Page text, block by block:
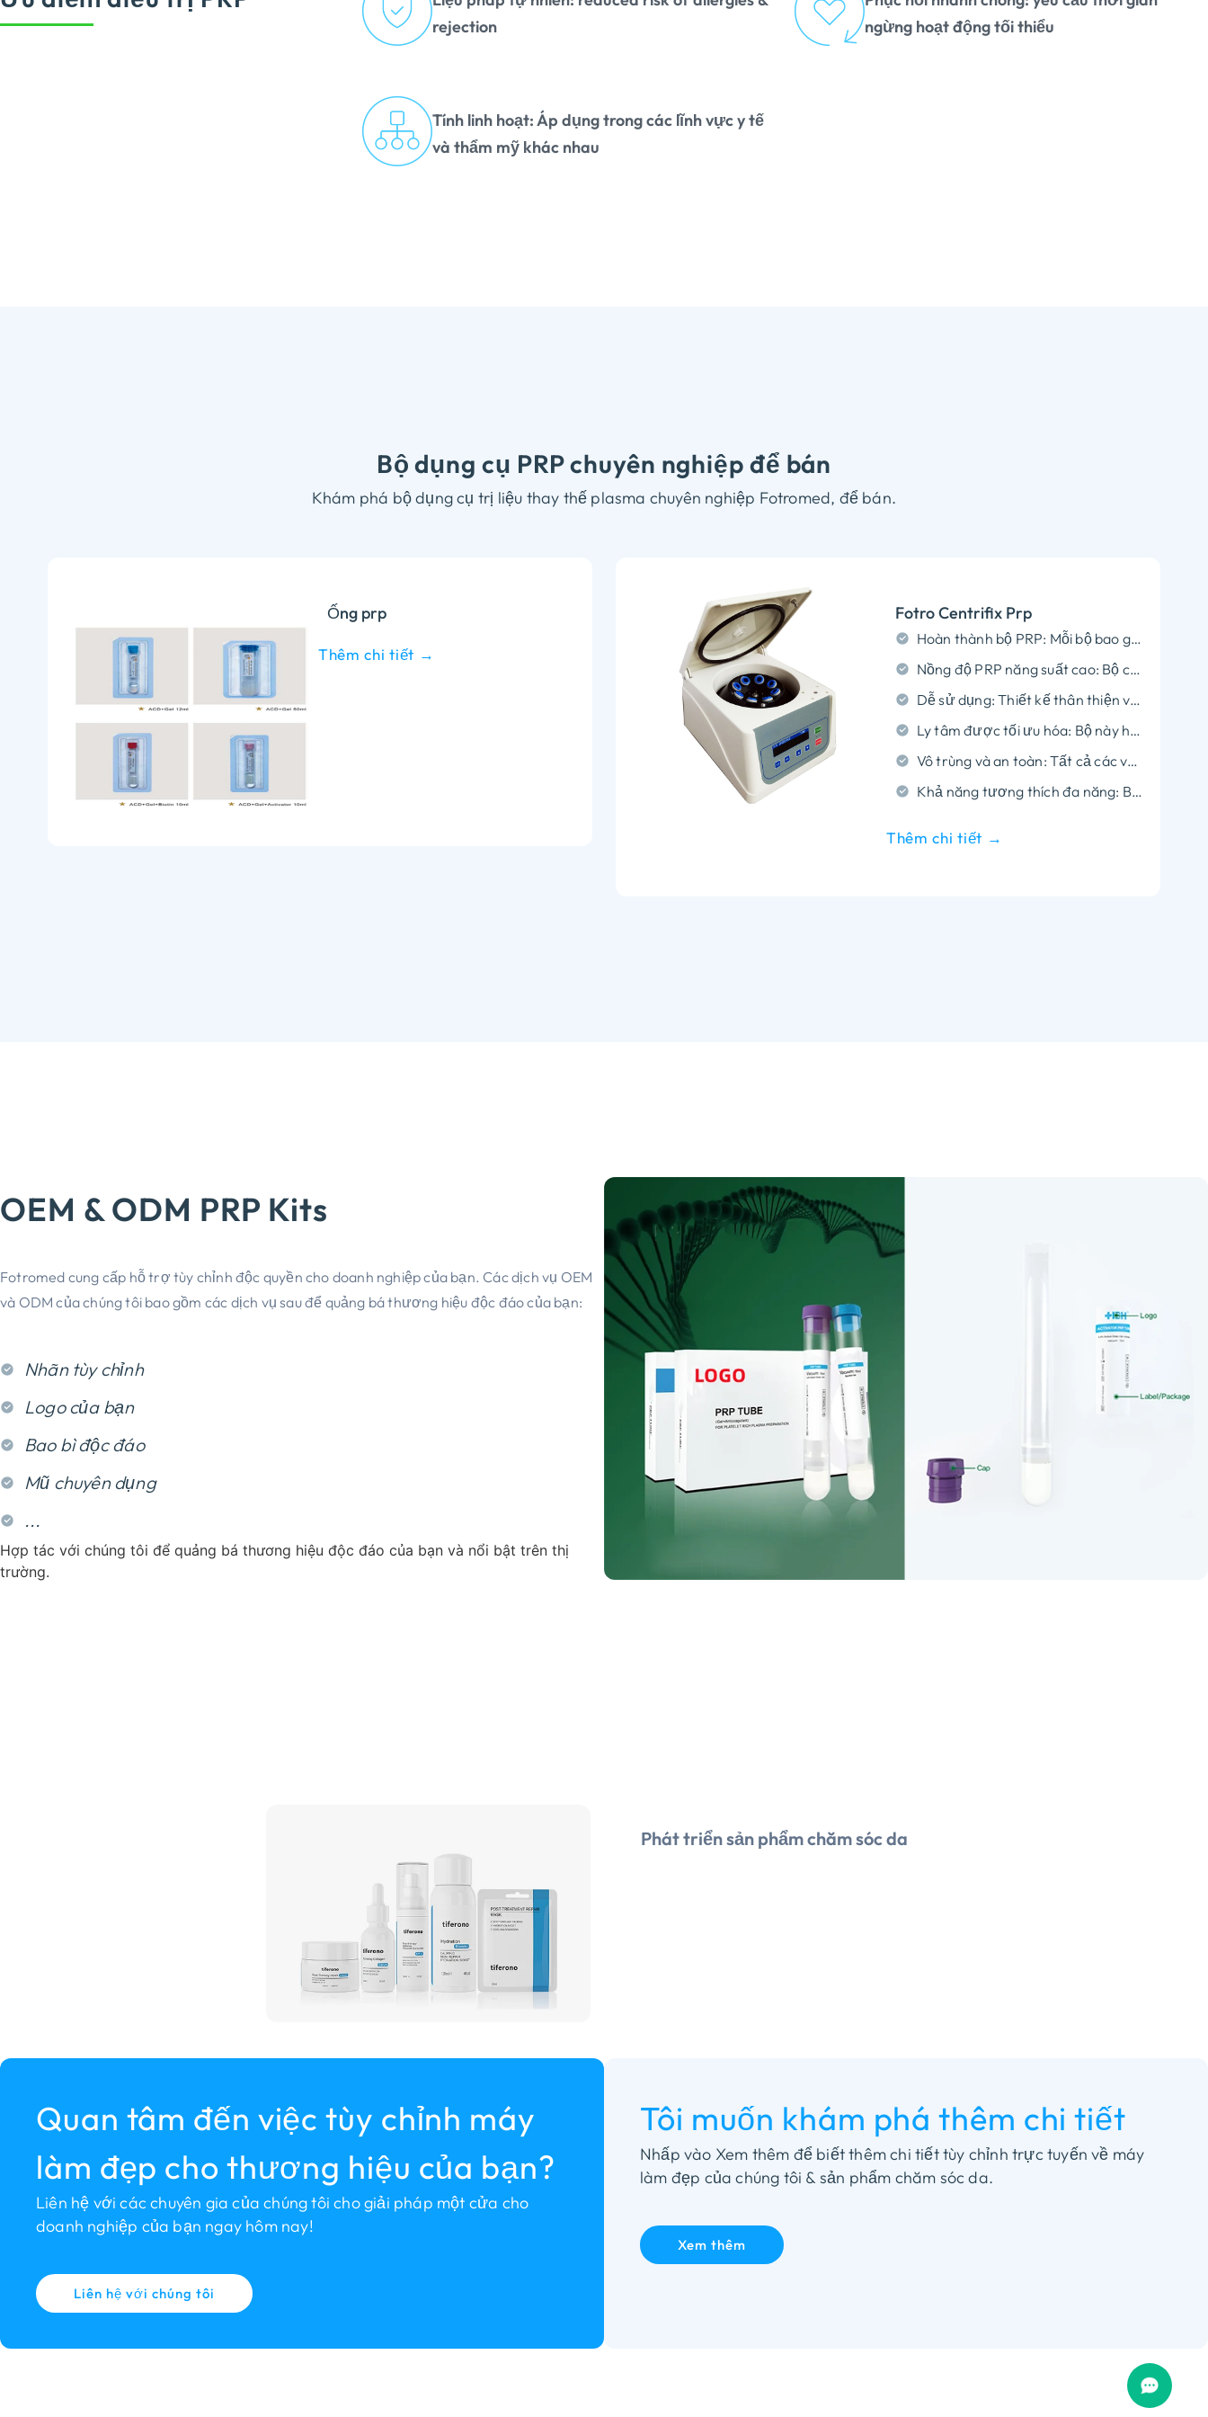
rejection
ngừng hoạt động tối thiểu
Tính linh hoạt: Áp dụng trong các lĩnh vực y tế
và thẩm mỹ khác nhau
Bộ dụng cụ PRP chuyên nghiệp để bán
Khám phá bộ dụng cụ trị liệu thay thế plasma chuyên nghiệp Fotromed, để bán.
Ống prp
Thêm chi tiết →
Fotro Centrifix Prp
Hoàn thành bộ PRP: Mỗi bộ bao gồm tất cả các thành phần thiết yếu: ống tiêm vô trùng, ống chống đông máu, Phân tách PRP, và container ly tâm, Đảm bảo quy trình PRP toàn diện.
Nồng độ PRP năng suất cao: Bộ centrifix fotro được thiết kế để tối đa hóa nồng độ tiểu cầu, Cung cấp một giải pháp PRP mạnh mẽ giúp tăng cường chữa bệnh và trẻ hóa.
Dễ sử dụng: Thiết kế thân thiện với người dùng đơn giản hóa quy trình chuẩn bị, giảm thiểu xử lý và giảm nguy cơ ô nhiễm, làm cho nó phù hợp cho cả các học viên mới và có kinh nghiệm.
Ly tâm được tối ưu hóa: Bộ này hoạt động với máy ly tâm tiêu chuẩn, Đảm bảo chiết xuất PRP hiệu quả với tốc độ và thời gian tối ưu.
Vô trùng và an toàn: Tất cả các vật liệu đều vô trùng và đáp ứng các tiêu chuẩn cấp độ y tế cao, Đảm bảo an toàn cho cả học viên và bệnh nhân.
Khả năng tương thích đa năng: Bộ dụng cụ PRP Fotro Centrifix phù hợp cho các phương pháp điều trị khác nhau, bao gồm trẻ hóa da, Phục hồi tóc, và liệu pháp khớp, làm cho họ trở thành một lựa chọn đa năng cho các phòng khám.
Thêm chi tiết →
OEM & ODM PRP Kits
Fotromed cung cấp hỗ trợ tùy chỉnh độc quyền cho doanh nghiệp của bạn. Các dịch vụ OEM
và ODM của chúng tôi bao gồm các dịch vụ sau để quảng bá thương hiệu độc đáo của bạn:
Nhãn tùy chỉnh
Logo của bạn
Bao bì độc đáo
Mũ chuyên dụng
...
Hợp tác với chúng tôi để quảng bá thương hiệu độc đáo của bạn và nổi bật trên thị
trường.
Phát triển sản phẩm chăm sóc da
Quan tâm đến việc tùy chỉnh máy
làm đẹp cho thương hiệu của bạn?
Liên hệ với các chuyên gia của chúng tôi cho giải pháp một cửa cho
doanh nghiệp của bạn ngay hôm nay!
Liên hệ với chúng tôi
Tôi muốn khám phá thêm chi tiết
Nhấp vào Xem thêm để biết thêm chi tiết tùy chỉnh trực tuyến về máy
làm đẹp của chúng tôi & sản phẩm chăm sóc da.
Xem thêm